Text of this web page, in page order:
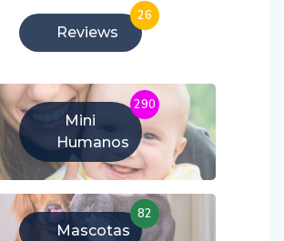
Reviews
26
Mini
Humanos
290
Mascotas
82